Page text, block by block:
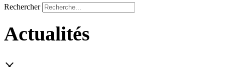
Rechercher
Actualités